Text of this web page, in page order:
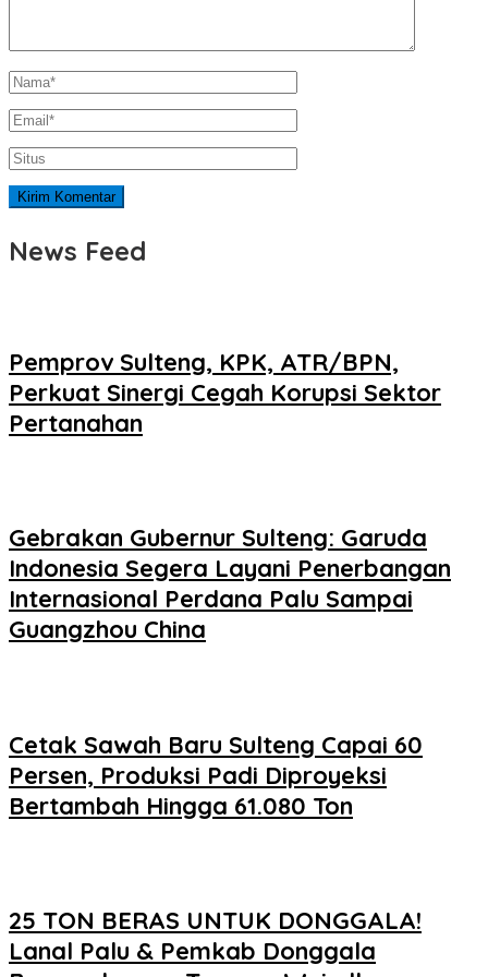
News Feed
Pemprov Sulteng, KPK, ATR/BPN,
Perkuat Sinergi Cegah Korupsi Sektor
Pertanahan
Gebrakan Gubernur Sulteng: Garuda
Indonesia Segera Layani Penerbangan
Internasional Perdana Palu Sampai
Guangzhou China
Cetak Sawah Baru Sulteng Capai 60
Persen, Produksi Padi Diproyeksi
Bertambah Hingga 61.080 Ton
25 TON BERAS UNTUK DONGGALA!
Lanal Palu & Pemkab Donggala